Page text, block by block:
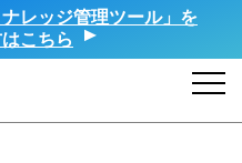
レッジ管理ツール」を
こちら